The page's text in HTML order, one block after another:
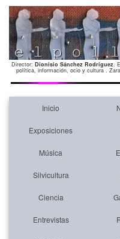
Director: Dionisio Sánchez Rodríguez.
política, información, ocio y cultura .
Inicio
Exposiciones
Música
Silvicultura
Ciencia
Entrevistas